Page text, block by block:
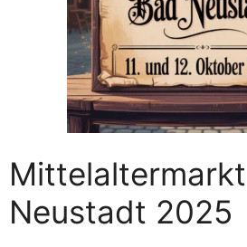
Neustadt 2025